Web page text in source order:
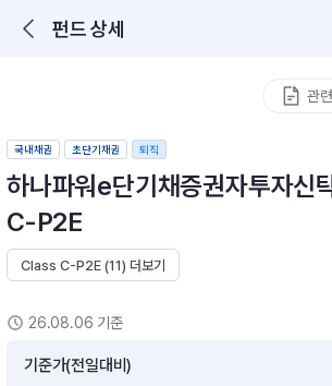
펀드 상세
구
관
국내채권 초단기채권 퇴직
하나파워e단기채증권자투자
C-P2E
Class C-P2E (11) 더보기
26.08.06 기준
기준가(전일대비)
추천 메뉴
ETF 랭킹